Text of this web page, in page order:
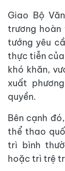
Giao Bộ
trương hoàn
tướng yêu
thực tiễn
khó khăn,
xuất
quyền.
Bên cạnh
thể thao
trì bình
hoặc trì trệ